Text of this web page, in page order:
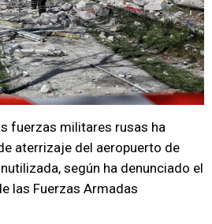
fuerzas militares rusas ha
aterrizaje del aeropuerto de
según ha denunciado el
las Fuerzas Armadas